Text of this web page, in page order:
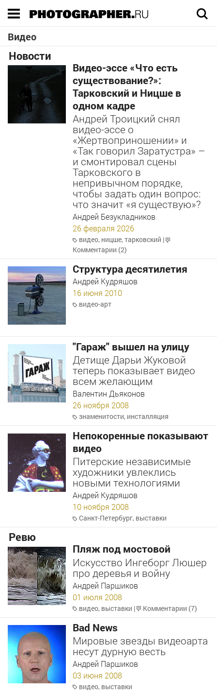
Видео
Новости
Видео-эссе «Что есть
существование?»:
Тарковский и Ницше в
одном кадре
Андрей Троицкий снял
видео-эссе о
«Жертвоприношении» и
«Так говорил Заратустра» –
и смонтировал сцены
Тарковского в
непривычном порядке,
чтобы задать один вопрос:
что значит «я существую»?
Андрей Безукладников
26 февраля 2026
видео, ницше,тарковский |
Комментарии (2)
Структура десятилетия
Андрей Кудряшов
16 июня 2010
видео-арт
"Гараж" вышел на улицу
Детище Дарьи Жуковой
теперь показывает видео
всем желающим
Валентин Дьяконов
26 ноября 2008
знаменитости, инсталляция
Непокоренные показывают
видео
Питерские независимые
художники увлеклись
новыми технологиями
Андрей Кудряшов
10 ноября 2008
Санкт-Петербург, выставки
Ревю
Пляж под мостовой
Искусство Ингеборг Люшер
про деревья и войну
Андрей Паршиков
01 июля 2008
видео, выставки | Комментарии (7)
Bad News
Мировые звезды видеоарта
несут дурную весть
Андрей Паршиков
03 июня 2008
видео, выставки